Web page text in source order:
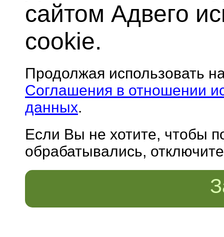
сайтом Адвего
cookie.
Продолжая использовать
Соглашения в отношении
данных.
Если Вы не хотите, чтобы
обрабатывались,